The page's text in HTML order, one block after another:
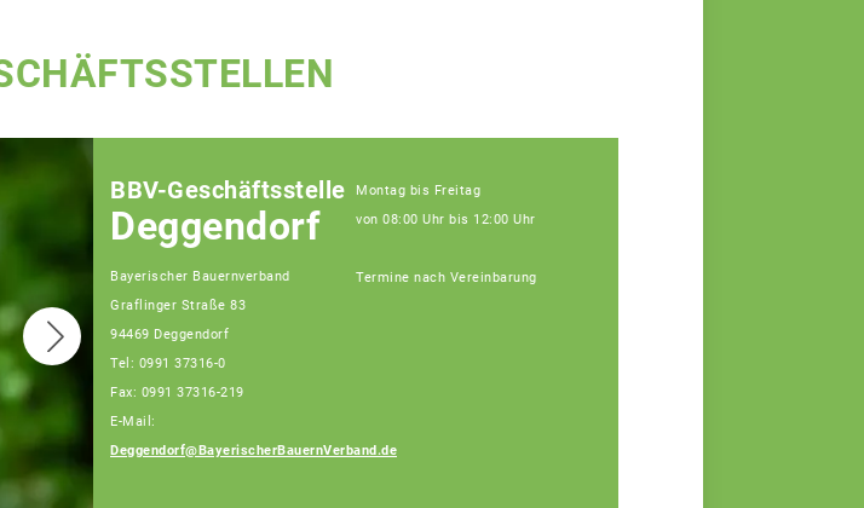
BBV-Geschäftsstelle
Deggendorf
Bayerischer Bauernverband
Graflinger Straße 83
94469 Deggendorf
Tel: 0991 37316-0
Fax: 0991 37316-219
E-Mail:
Deggendorf@BayerischerBauernVerband.de
Montag bis Freitag
von 08:00 Uhr bis 12:00 Uhr
Termine nach Vereinbarung